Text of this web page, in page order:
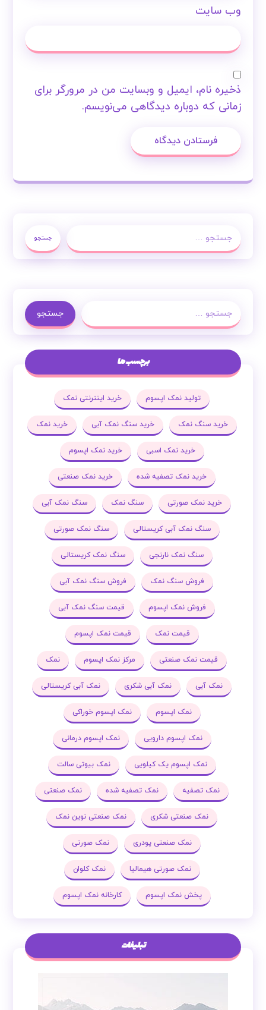
وب‌ سایت
ذخیره نام، ایمیل و وبسایت من در مرورگر برای
زمانی که دوباره دیدگاهی می‌نویسم.
فرستادن دیدگاه
جستجو
جستجو
برچسب ها
تولید نمک اپسوم خرید اینترنتی نمک
خرید سنگ نمک خرید سنگ نمک آبی خرید نمک
خرید نمک اسبی خرید نمک اپسوم
خرید نمک تصفیه شده خرید نمک صنعتی
خرید نمک صورتی سنگ نمک سنگ نمک آبی
سنگ نمک آبی کریستالی سنگ نمک صورتی
سنگ نمک نارنجی سنگ نمک کریستالی
فروش سنگ نمک فروش سنگ نمک آبی
فروش نمک اپسوم قیمت سنگ نمک آبی
قیمت نمک قیمت نمک اپسوم
قیمت نمک صنعتی مرکز نمک اپسوم نمک
نمک آبی نمک آبی شکری نمک آبی کریستالی
نمک اپسوم نمک اپسوم خوراکی
نمک اپسوم دارویی نمک اپسوم درمانی
نمک اپسوم یک کیلویی نمک بیوتی سالت
نمک تصفیه نمک تصفیه شده نمک صنعتی
نمک صنعتی شکری نمک صنعتی نوین نمک
نمک صنعتی پودری نمک صورتی
نمک صورتی هیمالیا نمک کلوان
پخش نمک اپسوم کارخانه نمک اپسوم
تبلیغات